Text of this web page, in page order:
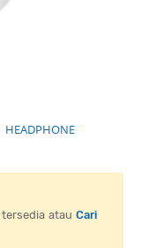
HEADPHONE
atau Cari